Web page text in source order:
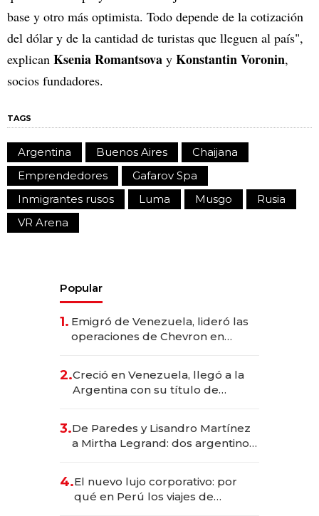
base y otro más optimista. Todo depende de la cotización
del dólar y de la cantidad de turistas que lleguen al país",
explican Ksenia Romantsova y Konstantin Voronin,
socios fundadores.
TAGS
Argentina Buenos Aires
Chaijana
Emprendedores
Gafarov Spa
Inmigrantes rusos
Luma Musgo
Rusia
VR Arena
Popular
1. Emigró de Venezuela, lideró las
operaciones de Chevron en
2.Creció en Venezuela, llegó a la
Argentina con su título de
las marcas "fast premium"
3.De Paredes y Lisandro Martínez
a Mirtha Legrand: dos argentinos
4.El nuevo lujo corporativo: por
qué en Perú los viajes de